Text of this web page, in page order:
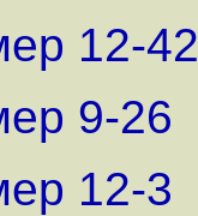
12-42
9-26
12-3